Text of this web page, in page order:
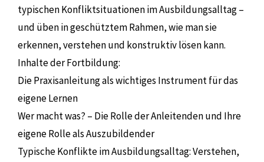
typischen Konfliktsituationen im Ausbildungsalltag –
und üben in geschütztem Rahmen, wie man sie
erkennen, verstehen und konstruktiv lösen kann.
Inhalte der Fortbildung:
Die Praxisanleitung als wichtiges Instrument für das
eigene Lernen
Wer macht was? – Die Rolle der Anleitenden und Ihre
eigene Rolle als Auszubildender
Typische Konflikte im Ausbildungsalltag: Verstehen,